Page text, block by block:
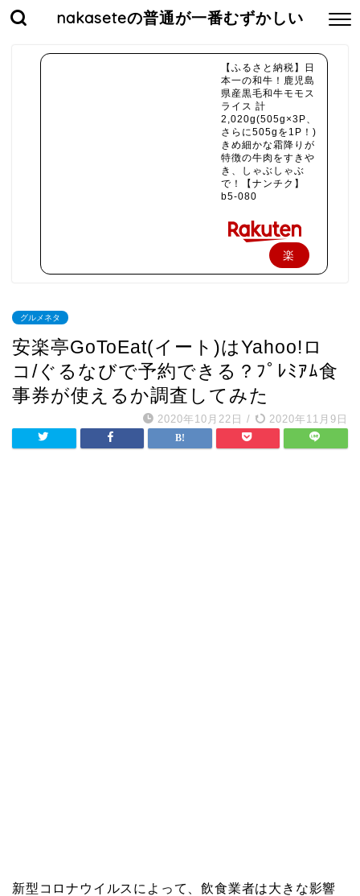
nakaseteの普通が一番むずかしい
【ふるさと納税】日
本一の和牛！鹿児島
県産黒毛和牛モモス
ライス 計
2,020g(505g×3P、
さらに505gを1P！)
きめ細かな霜降りが
特徴の牛肉をすきや
き、しゃぶしゃぶ
で！【ナンチク】
b5-080
楽
グルメネタ
安楽亭GoToEat(イート)はYahoo!ロ
コ/ぐるなびで予約できる？ﾌﾟﾚﾐｱﾑ食
事券が使えるか調査してみた
2020年10月22日 / 2020年11月9日
新型コロナウイルスによって、飲食業者は大きな影響